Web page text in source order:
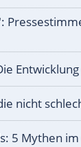
nicht
5 Mythen im